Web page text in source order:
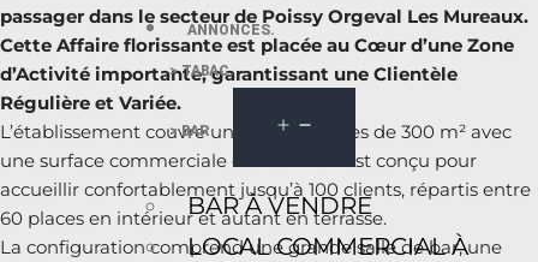
ANNONCES.
> TABAC.
> BAR.
BAR À VENDRE
LOCAL COMMERCIAL À
passager dans le secteur de Poissy Orgeval Les Mureaux.
Cette Affaire florissante est placée au Cœur d’une Zone
d’Activité importante, garantissant une Clientèle
Régulière et Variée.
L’établissement couvre un terrain de près de 300 m² avec
une surface commerciale de 180 m². Il est conçu pour
accueillir confortablement jusqu’à 100 clients, répartis entre
60 places en intérieur et autant en terrasse.
La configuration comprend une grande salle de bar, une